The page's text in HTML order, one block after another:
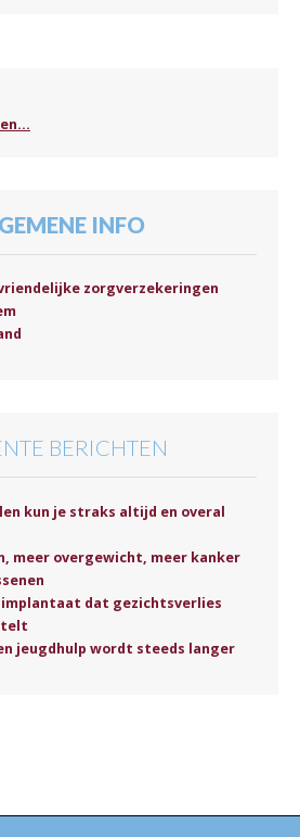
INFO
zorgverzekeringen
BERICHTEN
kun je straks altijd en overal
meer overgewicht, meer kanker
dat gezichtsverlies
jeugdhulp wordt steeds langer